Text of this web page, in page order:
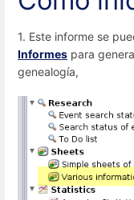
1. Este informe se
Informes para
genealogía,